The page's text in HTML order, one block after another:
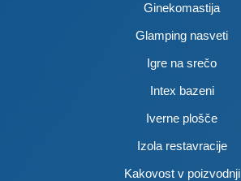
Ginekomastija
Glamping nasveti
Igre na srečo
Intex bazeni
Iverne plošče
Izola restavracije
Kakovost v poizvodnji